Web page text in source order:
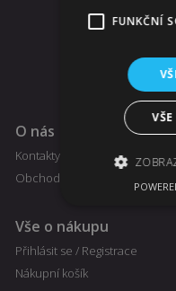
O nás
Kontakty
Obchodní podmínky
Vše o nákupu
Přihlásit se / Registrace
Nákupní košík
FUNKČNÍ
Výkonové